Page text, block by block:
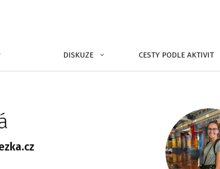
DISKUZE CESTY PODLE AKTIVIT